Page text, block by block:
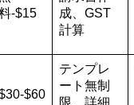
-$15
成、GST
計算
$60
テンプレ
ート無制